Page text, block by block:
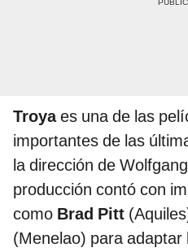
Troyaes una de las
importantes de las
la dirección de
producción contó con
como Brad Pitt
(Menelao) para adaptar